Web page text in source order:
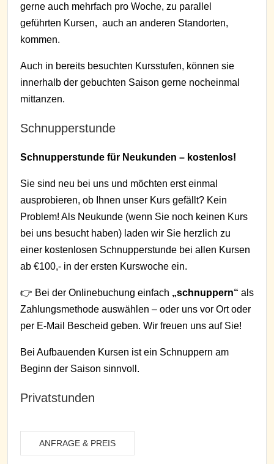
gerne auch mehrfach pro Woche, zu parallel
geführten Kursen, auch an anderen Standorten,
kommen.
Auch in bereits besuchten Kursstufen, können sie
innerhalb der gebuchten Saison gerne nocheinmal
mittanzen.
Schnupperstunde
Schnupperstunde für Neukunden – kostenlos!
Sie sind neu bei uns und möchten erst einmal
ausprobieren, ob Ihnen unser Kurs gefällt? Kein
Problem! Als Neukunde (wenn Sie noch keinen Kurs
bei uns besucht haben) laden wir Sie herzlich zu
einer kostenlosen Schnupperstunde bei allen Kursen
ab €100,- in der ersten Kurswoche ein.
👉 Bei der Onlinebuchung einfach „schnuppern“ als
Zahlungsmethode auswählen – oder uns vor Ort oder
per E-Mail Bescheid geben. Wir freuen uns auf Sie!
Bei Aufbauenden Kursen ist ein Schnuppern am
Beginn der Saison sinnvoll.
Privatstunden
ANFRAGE & PREIS